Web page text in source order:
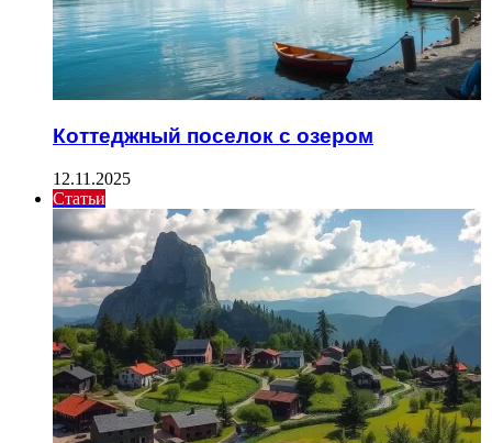
Коттеджный поселок с озером
12.11.2025
Статьи